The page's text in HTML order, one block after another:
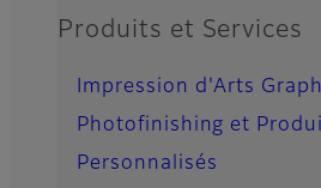
Produits et Services
Impression d'Arts
Photofinishing et
Personnalisés